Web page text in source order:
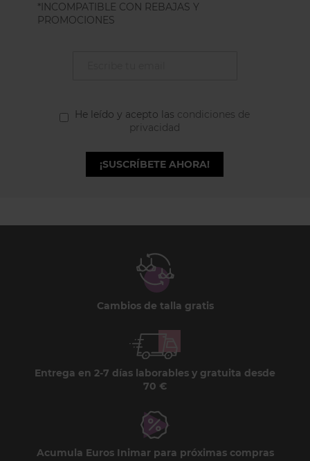
*INCOMPATIBLE CON REBAJAS Y
PROMOCIONES
He leído y acepto las condiciones de
privacidad
¡SUSCRÍBETE AHORA!
Cambios de talla gratis
Entrega en 2-7 días laborables y gratuita desde
70 €
Acumula Euros Inimar para próximas compras